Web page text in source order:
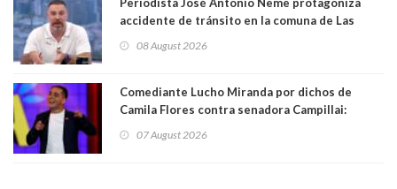
accidente de tránsito en la comuna de Las
08 August 2026
Comediante Lucho Miranda por dichos de
Camila Flores contra senadora Campillai:
forma de quitar dignidad"
07 August 2026